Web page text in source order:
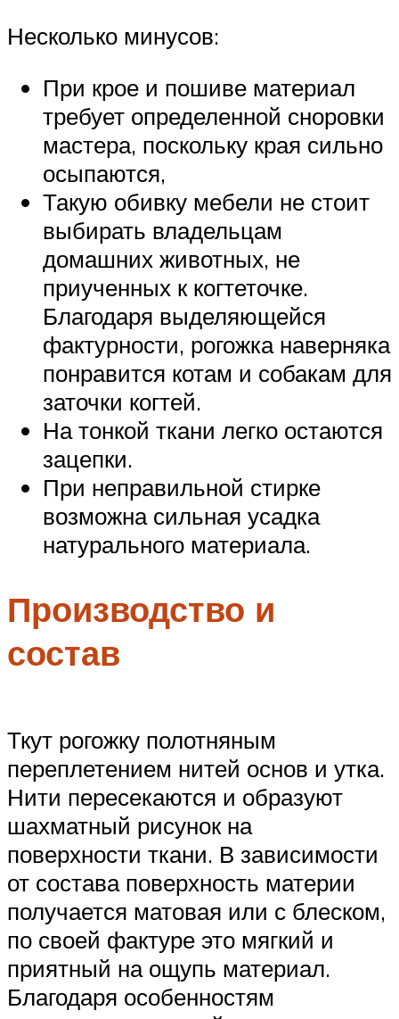
Несколько минусов:
При крое и пошиве материал
требует определенной сноровки
мастера, поскольку края сильно
осыпаются,
Такую обивку мебели не стоит
выбирать владельцам
домашних животных, не
приученных к когтеточке.
Благодаря выделяющейся
фактурности, рогожка наверняка
понравится котам и собакам для
заточки когтей.
На тонкой ткани легко остаются
зацепки.
При неправильной стирке
возможна сильная усадка
натурального материала.
Производство и
состав
Ткут рогожку полотняным
переплетением нитей основ и утка.
Нити пересекаются и образуют
шахматный рисунок на
поверхности ткани. В зависимости
от состава поверхность материи
получается матовая или с блеском,
по своей фактуре это мягкий и
приятный на ощупь материал.
Благодаря особенностям